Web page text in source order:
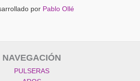
por Pablo Ollé
NAVEGACIÓN
PULSERAS